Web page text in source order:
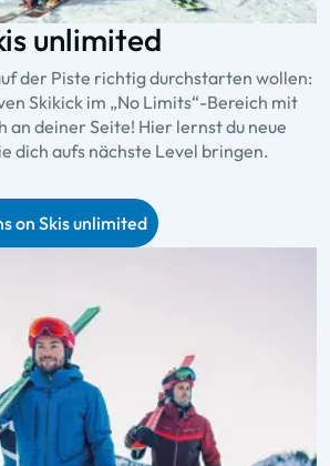
unlimited
der Piste richtig durchstarten wollen:
Skikick im „No Limits“-Bereich mit
an deiner Seite! Hier lernst du neue
dich aufs nächste Level bringen.
on Skis unlimited